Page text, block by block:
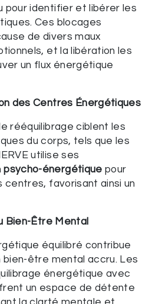
pour identifier et libérer les
Ces blocages
de divers maux
et la libération les
un flux énergétique
des Centres Énergétiques
rééquilibrage ciblent les
du corps, tels que les
utilise ses
psycho-énergétique pour
centres, favorisant ainsi un
Bien-Être Mental
équilibré contribue
être mental accru. Les
énergétique avec
un espace de détente